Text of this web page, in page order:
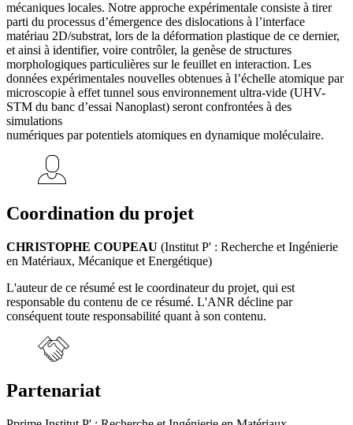
mécaniques locales. Notre approche expérimentale consiste à tirer
parti du processus d’émergence des dislocations à l’interface
matériau 2D/substrat, lors de la déformation plastique de ce dernier,
et ainsi à identifier, voire contrôler, la genèse de structures
morphologiques particulières sur le feuillet en interaction. Les
données expérimentales nouvelles obtenues à l’échelle atomique par
microscopie à effet tunnel sous environnement ultra-vide (UHV-
STM du banc d’essai Nanoplast) seront confrontées à des
simulations
numériques par potentiels atomiques en dynamique moléculaire.
Coordination du projet
CHRISTOPHE COUPEAU (Institut P' : Recherche et Ingénierie
en Matériaux, Mécanique et Energétique)
L'auteur de ce résumé est le coordinateur du projet, qui est
responsable du contenu de ce résumé. L'ANR décline par
conséquent toute responsabilité quant à son contenu.
Partenariat